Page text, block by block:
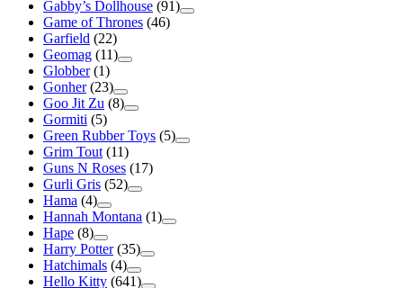
Gabby’s Dollhouse (91)
Game of Thrones (46)
Garfield (22)
Geomag (11)
Globber (1)
Gonher (23)
Goo Jit Zu (8)
Gormiti (5)
Green Rubber Toys (5)
Grim Tout (11)
Guns N Roses (17)
Gurli Gris (52)
Hama (4)
Hannah Montana (1)
Hape (8)
Harry Potter (35)
Hatchimals (4)
Hello Kitty (641)